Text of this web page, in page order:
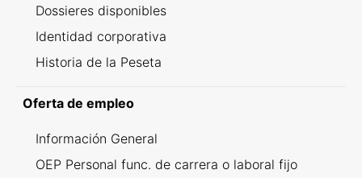
Dossieres disponibles
Identidad corporativa
Historia de la Peseta
Oferta de empleo
Información General
OEP Personal func. de carrera o laboral fijo